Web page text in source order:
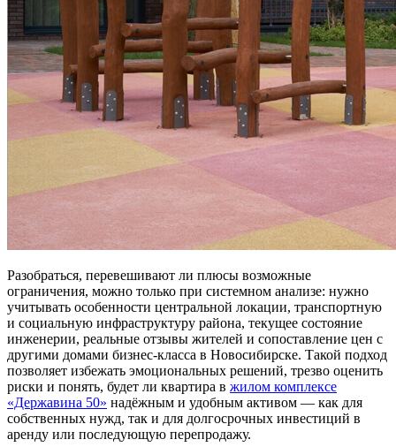
Разобраться, перевешивают ли плюсы возможные
ограничения, можно только при системном анализе: нужно
учитывать особенности центральной локации, транспортную
и социальную инфраструктуру района, текущее состояние
инженерии, реальные отзывы жителей и сопоставление цен с
другими домами бизнес-класса в Новосибирске. Такой подход
позволяет избежать эмоциональных решений, трезво оценить
риски и понять, будет ли квартира в жилом комплексе
«Державина 50» надёжным и удобным активом — как для
собственных нужд, так и для долгосрочных инвестиций в
аренду или последующую перепродажу.